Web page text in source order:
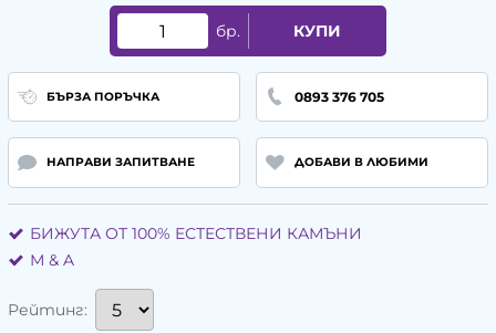
бр. КУПИ
БЪРЗА ПОРЪЧКА 0893 376 705
НАПРАВИ ЗАПИТВАНЕ ДОБАВИ В ЛЮБИМИ
БИЖУТА ОТ 100% ЕСТЕСТВЕНИ КАМЪНИ
М & A
Рейтинг: